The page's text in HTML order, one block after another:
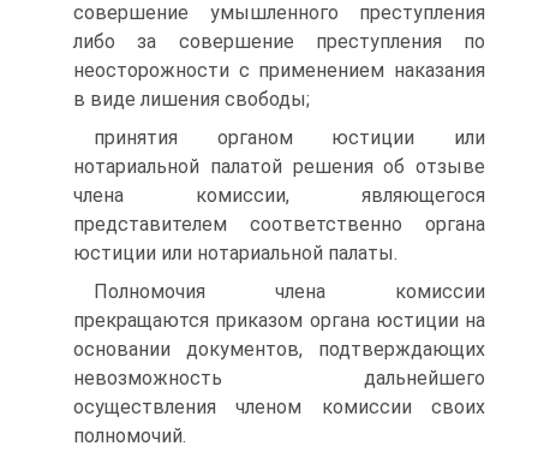
совершение умышленного преступления
либо за совершение преступления по
неосторожности с применением наказания
в виде лишения свободы;
принятия органом юстиции или
нотариальной палатой решения об отзыве
члена комиссии, являющегося
представителем соответственно органа
юстиции или нотариальной палаты.
Полномочия члена комиссии
прекращаются приказом органа юстиции на
основании документов, подтверждающих
невозможность дальнейшего
осуществления членом комиссии своих
полномочий.